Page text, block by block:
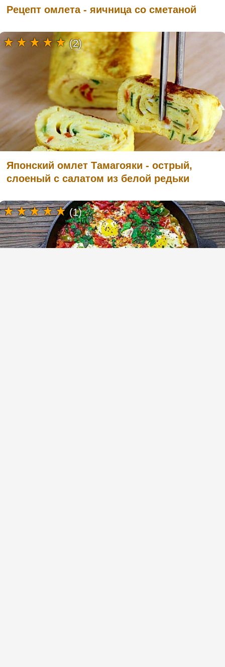
Рецепт омлета - яичница со сметаной
Японский омлет Тамагояки - острый,
слоеный с салатом из белой редьки
(2)
(1)